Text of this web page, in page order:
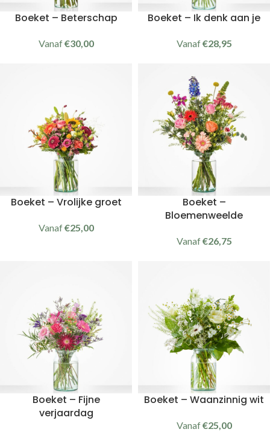
Boeket – Beterschap
Vanaf€30,00
Boeket – Ik denk aan je
Vanaf€28,95
Boeket – Vrolijke groet
Vanaf€25,00
Boeket –
Bloemenweelde
Vanaf€26,75
Boeket – Fijne
verjaardag
Boeket – Waanzinnig wit
Vanaf€25,00